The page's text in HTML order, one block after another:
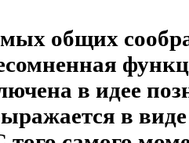
общих
в идее
в